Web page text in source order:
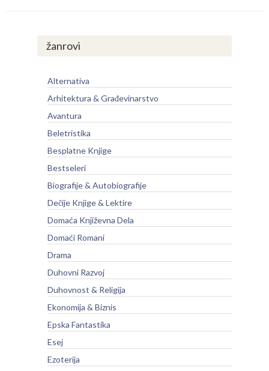
žanrovi
Alternativa
Arhitektura & Građevinarstvo
Avantura
Beletristika
Besplatne Knjige
Bestseleri
Biografije & Autobiografije
Dečije Knjige & Lektire
Domaća Književna Dela
Domaći Romani
Drama
Duhovni Razvoj
Duhovnost & Religija
Ekonomija & Biznis
Epska Fantastika
Esej
Ezoterija